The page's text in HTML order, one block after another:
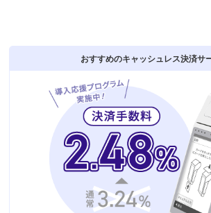
おすすめのキャッシュレス決済サ